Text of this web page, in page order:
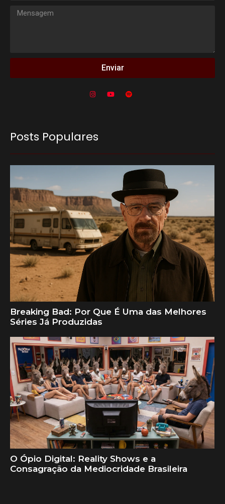
Enviar
Posts Populares
Breaking Bad: Por Que É Uma das Melhores
Séries Já Produzidas
O Ópio Digital: Reality Shows e a
Consagração da Mediocridade Brasileira